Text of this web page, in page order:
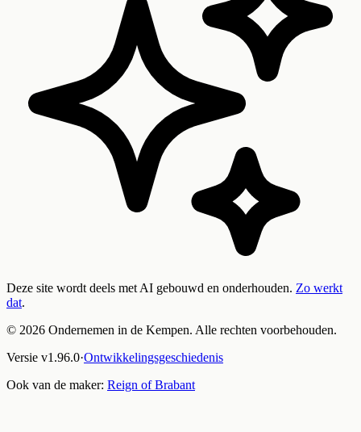
Deze site wordt deels met AI gebouwd en onderhouden. Zo werkt
dat.
© 2026 Ondernemen in de Kempen. Alle rechten voorbehouden.
Versie v1.96.0·Ontwikkelingsgeschiedenis
Ook van de maker: Reign of Brabant